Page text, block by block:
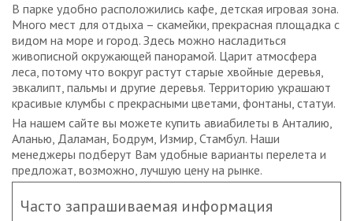
В парке удобно расположились кафе, детская игровая зона.
Много мест для отдыха – скамейки, прекрасная площадка с
видом на море и город. Здесь можно насладиться
живописной окружающей панорамой. Царит атмосфера
леса, потому что вокруг растут старые хвойные деревья,
эвкалипт, пальмы и другие деревья. Территорию украшают
красивые клумбы с прекрасными цветами, фонтаны, статуи.
На нашем сайте вы можете купить авиабилеты в Анталию,
Аланью, Даламан, Бодрум, Измир, Стамбул. Наши
менеджеры подберут Вам удобные варианты перелета и
предложат, возможно, лучшую цену на рынке.
Часто запрашиваемая информация